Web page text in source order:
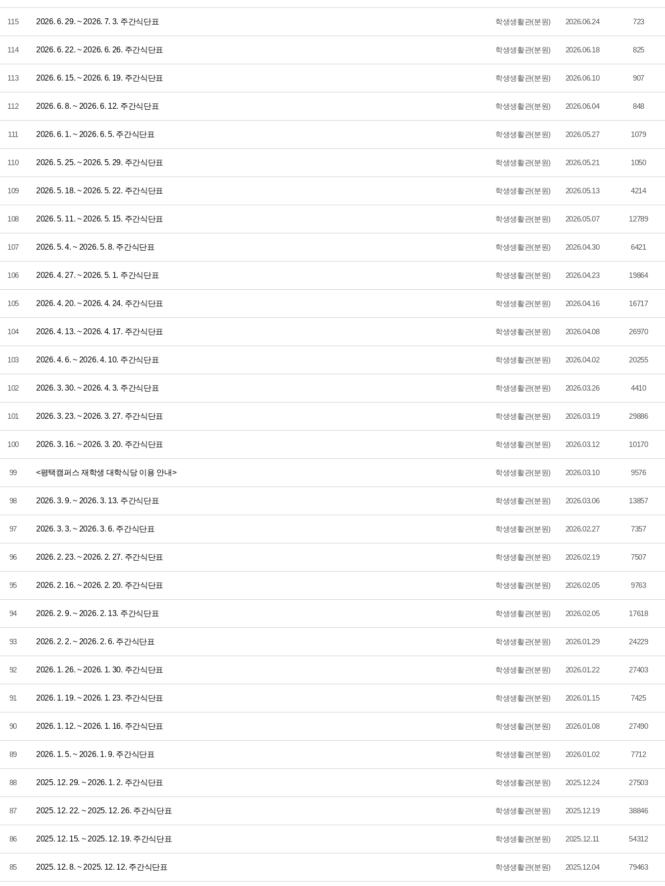
115 2026. 6. 29. ~ 2026. 7. 3. 주간식단표 학생생활관(분원) 2026.06.24 723
114 2026. 6. 22. ~ 2026. 6. 26. 주간식단표 학생생활관(분원) 2026.06.18 825
113 2026. 6. 15. ~ 2026. 6. 19. 주간식단표 학생생활관(분원) 2026.06.10 907
112 2026. 6. 8. ~ 2026. 6. 12. 주간식단표 학생생활관(분원) 2026.06.04 848
111 2026. 6. 1. ~ 2026. 6. 5. 주간식단표 학생생활관(분원) 2026.05.27 1079
110 2026. 5. 25. ~ 2026. 5. 29. 주간식단표 학생생활관(분원) 2026.05.21 1050
109 2026. 5. 18. ~ 2026. 5. 22. 주간식단표 학생생활관(분원) 2026.05.13 4214
108 2026. 5. 11. ~ 2026. 5. 15. 주간식단표 학생생활관(분원) 2026.05.07 12789
107 2026. 5. 4. ~ 2026. 5. 8. 주간식단표 학생생활관(분원) 2026.04.30 6421
106 2026. 4. 27. ~ 2026. 5. 1. 주간식단표 학생생활관(분원) 2026.04.23 19864
105 2026. 4. 20. ~ 2026. 4. 24. 주간식단표 학생생활관(분원) 2026.04.16 16717
104 2026. 4. 13. ~ 2026. 4. 17. 주간식단표 학생생활관(분원) 2026.04.08 26970
103 2026. 4. 6. ~ 2026. 4. 10. 주간식단표 학생생활관(분원) 2026.04.02 20255
102 2026. 3. 30. ~ 2026. 4. 3. 주간식단표 학생생활관(분원) 2026.03.26 4410
101 2026. 3. 23. ~ 2026. 3. 27. 주간식단표 학생생활관(분원) 2026.03.19 29886
100 2026. 3. 16. ~ 2026. 3. 20. 주간식단표 학생생활관(분원) 2026.03.12 10170
99 <평택캠퍼스 재학생 대학식당 이용 안내> 학생생활관(분원) 2026.03.10 9576
98 2026. 3. 9. ~ 2026. 3. 13. 주간식단표 학생생활관(분원) 2026.03.06 13857
97 2026. 3. 3. ~ 2026. 3. 6. 주간식단표 학생생활관(분원) 2026.02.27 7357
96 2026. 2. 23. ~ 2026. 2. 27. 주간식단표 학생생활관(분원) 2026.02.19 7507
95 2026. 2. 16. ~ 2026. 2. 20. 주간식단표 학생생활관(분원) 2026.02.05 9763
94 2026. 2. 9. ~ 2026. 2. 13. 주간식단표 학생생활관(분원) 2026.02.05 17618
93 2026. 2. 2. ~ 2026. 2. 6. 주간식단표 학생생활관(분원) 2026.01.29 24229
92 2026. 1. 26. ~ 2026. 1. 30. 주간식단표 학생생활관(분원) 2026.01.22 27403
91 2026. 1. 19. ~ 2026. 1. 23. 주간식단표 학생생활관(분원) 2026.01.15 7425
90 2026. 1. 12. ~ 2026. 1. 16. 주간식단표 학생생활관(분원) 2026.01.08 27490
89 2026. 1. 5. ~ 2026. 1. 9. 주간식단표 학생생활관(분원) 2026.01.02 7712
88 2025. 12. 29. ~ 2026. 1. 2. 주간식단표 학생생활관(분원) 2025.12.24 27503
87 2025. 12. 22. ~ 2025. 12. 26. 주간식단표 학생생활관(분원) 2025.12.19 38846
86 2025. 12. 15. ~ 2025. 12. 19. 주간식단표 학생생활관(분원) 2025.12.11 54312
85 2025. 12. 8. ~ 2025. 12. 12. 주간식단표 학생생활관(분원) 2025.12.04 79463